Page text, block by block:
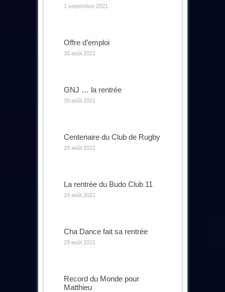
1 septembre 2021
Offre d’emploi
30 août 2021
GNJ … la rentrée
30 août 2021
Centenaire du Club de Rugby
29 août 2021
La rentrée du Budo Club 11
29 août 2021
Cha Dance fait sa rentrée
29 août 2021
Record du Monde pour
Matthieu